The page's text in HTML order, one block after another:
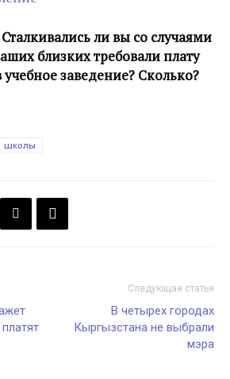
ли вы со случаями
близких требовали плату
учебное заведение? Сколько?
школы
Следующая статья
В четырех городах
Кыргызстана не выбрали
мэра